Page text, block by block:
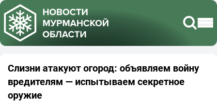
Слизни атакуют огород: объявляем войну
вредителям — испытываем секретное
оружие